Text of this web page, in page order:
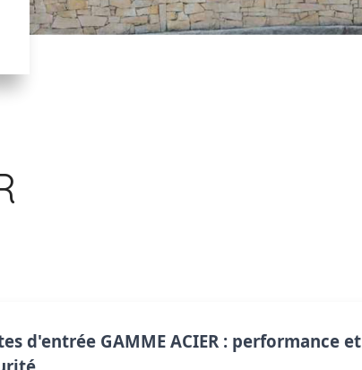
d'entrée GAMME ACIER : performance et